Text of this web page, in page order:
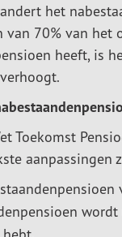
het
van 70% van
heeft, is
Toekomst
aanpassingen